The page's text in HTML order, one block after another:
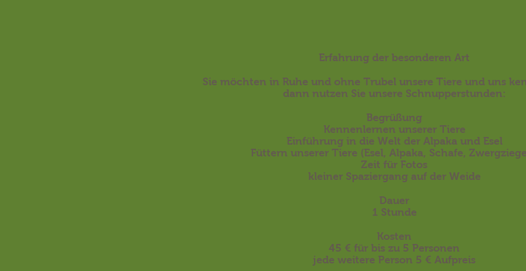
Erfahrung der besonderen Art
Sie möchten in Ruhe und ohne Trubel unsere Tiere und uns
dann nutzen Sie unsere Schnupperstunden:
Begrüßung
Kennenlernen unserer Tiere
Einführung in die Welt der Alpaka und Esel
Füttern unserer Tiere (Esel, Alpaka, Schafe,
Zeit für Fotos
kleiner Spaziergang auf der Weide
Dauer
1 Stunde
Kosten
45 € für bis zu 5 Personen
jede weitere Person 5 € Aufpreis